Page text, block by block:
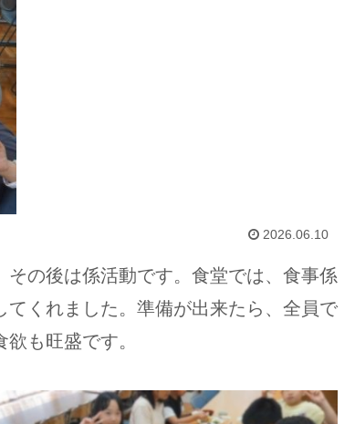
2026.06.10
の後は係活動です。食堂では、食事係
くれました。準備が出来たら、全員で
も旺盛です。